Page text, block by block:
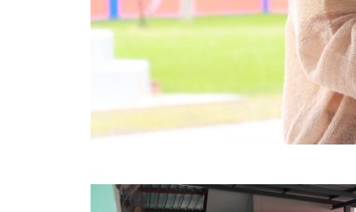
มาตรฐานกำหนดตำแหน่ง
ประกาศแผนการจัดซื้อจัดจ้าง